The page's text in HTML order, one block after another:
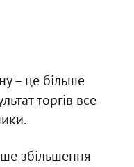
– це більше
торгів все
збільшення